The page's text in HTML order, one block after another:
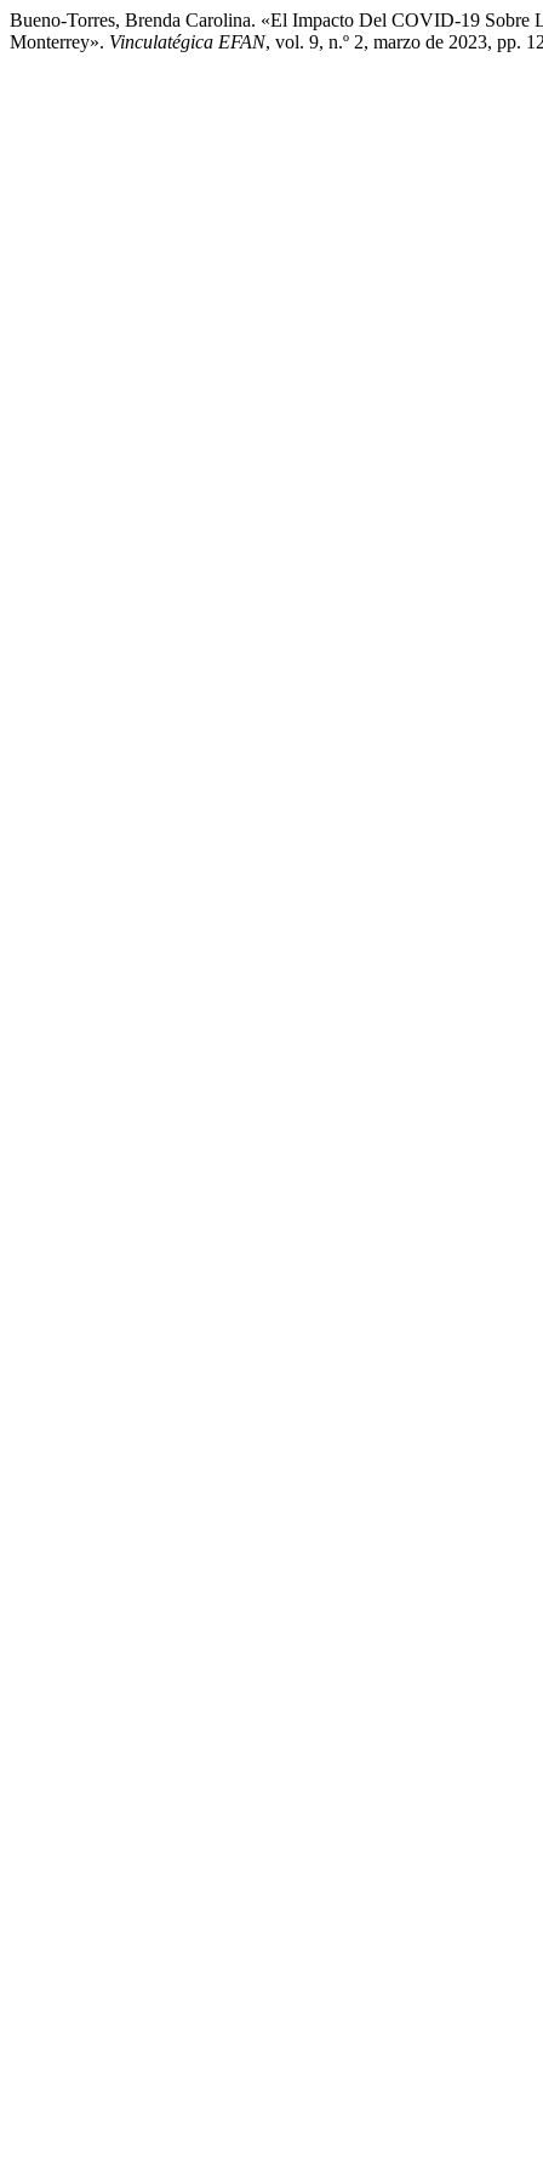
Bueno-Torres, Brenda Carolina. «El Impacto Del COVID-19
Monterrey». Vinculatégica EFAN, vol. 9, n.º 2, marzo de 2023, pp.